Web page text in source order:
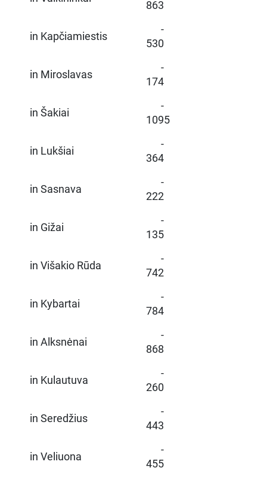
863
in Kapčiamiestis
-
530
in Miroslavas
-
174
in Šakiai
-
1095
in Lukšiai
-
364
in Sasnava
-
222
in Gižai
-
135
in Višakio Rūda
-
742
in Kybartai
-
784
in Alksnėnai
-
868
in Kulautuva
-
260
in Seredžius
-
443
in Veliuona
-
455